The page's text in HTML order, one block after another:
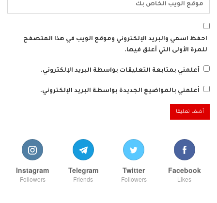
احفظ اسمي والبريد الإلكتروني وموقع الويب في هذا المتصفح
للمرة الأولى التي أعلق فيها.
أعلمني بمتابعة التعليقات بواسطة البريد الإلكتروني.
أعلمني بالمواضيع الجديدة بواسطة البريد الإلكتروني.
Facebook
Likes
Twitter
Followers
Telegram
Friends
Instagram
Followers